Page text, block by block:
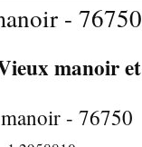
- 76750
manoir
- 76750